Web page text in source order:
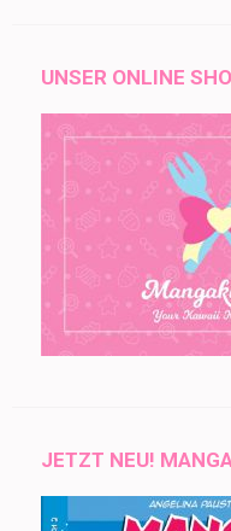
UNSER ONLINE
JETZT NEU!